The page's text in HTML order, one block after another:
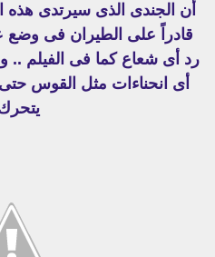
أن الجندى الذى سيرتدى هذه
قادراً على الطيران فى وضع
رد أى شعاع كما فى الفيلم ..
أى انحناءات مثل القوس